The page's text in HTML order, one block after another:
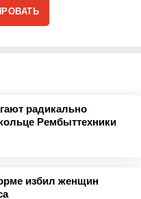
радикально
Рембыттехники
избил женщин